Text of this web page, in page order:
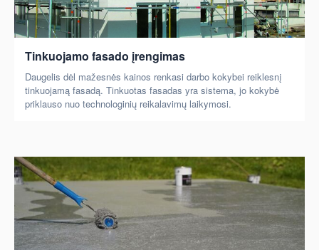
Tinkuojamo fasado įrengimas
Daugelis dėl mažesnės kainos renkasi darbo kokybei reiklesnį
tinkuojamą fasadą. Tinkuotas fasadas yra sistema, jo kokybė
priklauso nuo technologinių reikalavimų laikymosi.